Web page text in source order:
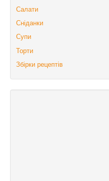
Салати
Сніданки
Супи
Торти
Збірки рецептів